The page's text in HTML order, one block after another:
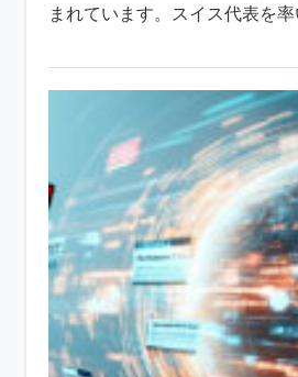
まれています。スイス代表を